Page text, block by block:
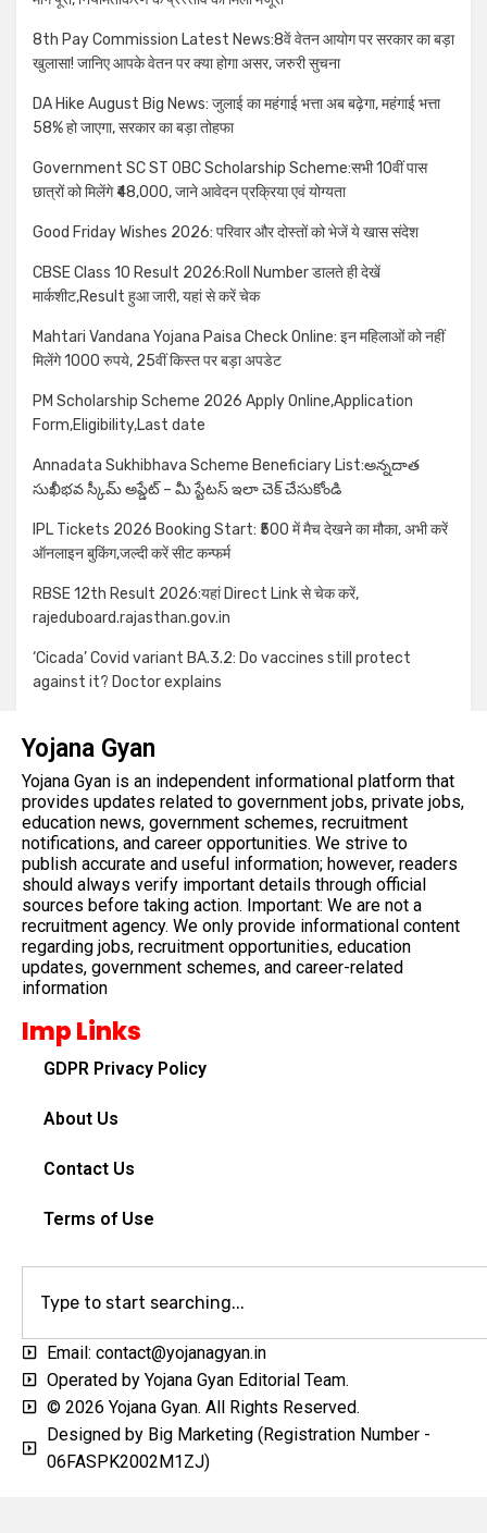
8th Pay Commission Latest News:8वें वेतन आयोग पर सरकार का बड़ा
खुलासा! जानिए आपके वेतन पर क्या होगा असर, जरुरी सुचना
DA Hike August Big News: जुलाई का महंगाई भत्ता अब बढ़ेगा, महंगाई भत्ता
58% हो जाएगा, सरकार का बड़ा तोहफा
Government SC ST OBC Scholarship Scheme:सभी 10वीं पास
छात्रों को मिलेंगे ₹48,000, जाने आवेदन प्रक्रिया एवं योग्यता
Good Friday Wishes 2026: परिवार और दोस्तों को भेजें ये खास संदेश
CBSE Class 10 Result 2026:Roll Number डालते ही देखें
मार्कशीट,Result हुआ जारी, यहां से करें चेक
Mahtari Vandana Yojana Paisa Check Online: इन महिलाओं को नहीं
मिलेंगे 1000 रुपये, 25वीं किस्त पर बड़ा अपडेट
PM Scholarship Scheme 2026 Apply Online,Application
Form,Eligibility,Last date
Annadata Sukhibhava Scheme Beneficiary List:అన్నదాత
సుఖీభవ స్కీమ్ అప్డేట్ – మీ స్టేటస్ ఇలా చెక్ చేసుకోండి
IPL Tickets 2026 Booking Start: ₹500 में मैच देखने का मौका, अभी करें
ऑनलाइन बुकिंग,जल्दी करें सीट कन्फर्म
RBSE 12th Result 2026:यहां Direct Link से चेक करें,
rajeduboard.rajasthan.gov.in
‘Cicada’ Covid variant BA.3.2: Do vaccines still protect
against it? Doctor explains
Yojana Gyan
Yojana Gyan is an independent informational platform that
provides updates related to government jobs, private jobs,
education news, government schemes, recruitment
notifications, and career opportunities. We strive to
publish accurate and useful information; however, readers
should always verify important details through official
sources before taking action. Important: We are not a
recruitment agency. We only provide informational content
regarding jobs, recruitment opportunities, education
updates, government schemes, and career-related
information
Imp Links
GDPR Privacy Policy
About Us
Contact Us
Terms of Use
Email: contact@yojanagyan.in
Operated by Yojana Gyan Editorial Team.
© 2026 Yojana Gyan. All Rights Reserved.
Designed by Big Marketing (Registration Number -
06FASPK2002M1ZJ)